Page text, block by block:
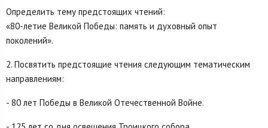
Определить тему предстоящих чтений:
«80-летие Великой Победы: память и духовный опыт
поколений».
2. Посвятить предстоящие чтения следующим тематическим
направлениям:
- 80 лет Победы в Великой Отечественной Войне.